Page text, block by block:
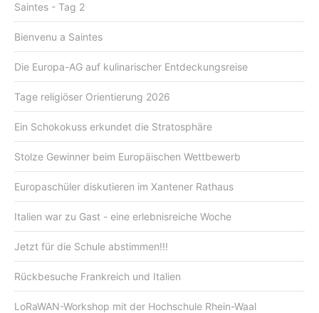
Saintes - Tag 2
Bienvenu a Saintes
Die Europa-AG auf kulinarischer Entdeckungsreise
Tage religiöser Orientierung 2026
Ein Schokokuss erkundet die Stratosphäre
Stolze Gewinner beim Europäischen Wettbewerb
Europaschüler diskutieren im Xantener Rathaus
Italien war zu Gast - eine erlebnisreiche Woche
Jetzt für die Schule abstimmen!!!
Rückbesuche Frankreich und Italien
LoRaWAN-Workshop mit der Hochschule Rhein-Waal